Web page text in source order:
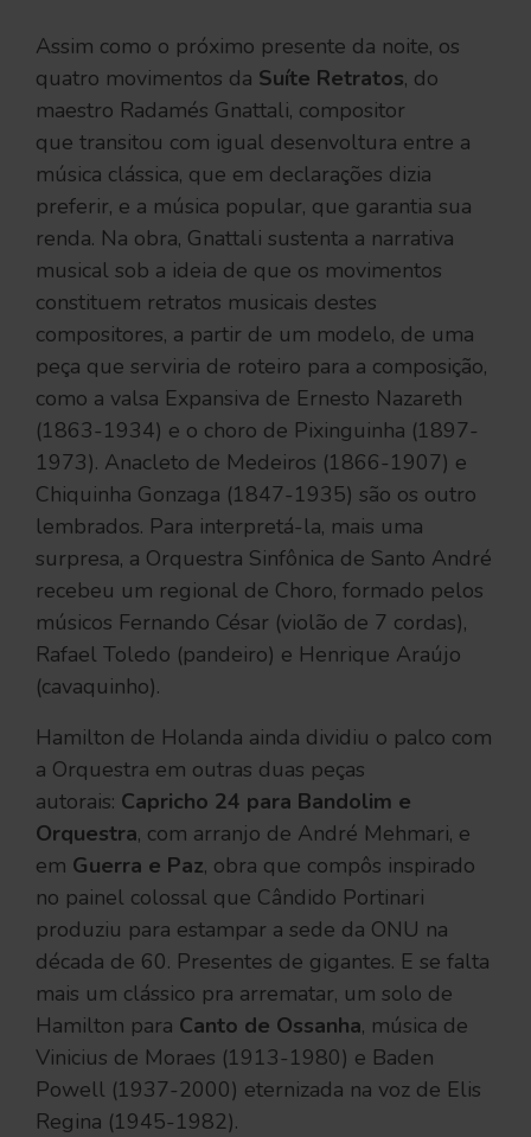
Assim como o próximo presente da noite, os
quatro movimentos da Suíte Retratos, do
maestro Radamés Gnattali, compositor
que transitou com igual desenvoltura entre a
música clássica, que em declarações dizia
preferir, e a música popular, que garantia sua
renda. Na obra, Gnattali sustenta a narrativa
musical sob a ideia de que os movimentos
constituem retratos musicais destes
compositores, a partir de um modelo, de uma
peça que serviria de roteiro para a composição,
como a valsa Expansiva de Ernesto Nazareth
(1863-1934) e o choro de Pixinguinha (1897-
1973). Anacleto de Medeiros (1866-1907) e
Chiquinha Gonzaga (1847-1935) são os outro
lembrados. Para interpretá-la, mais uma
surpresa, a Orquestra Sinfônica de Santo André
recebeu um regional de Choro, formado pelos
músicos Fernando César (violão de 7 cordas),
Rafael Toledo (pandeiro) e Henrique Araújo
(cavaquinho).
Hamilton de Holanda ainda dividiu o palco com
a Orquestra em outras duas peças
autorais: Capricho 24 para Bandolim e
Orquestra, com arranjo de André Mehmari, e
em Guerra e Paz, obra que compôs inspirado
no painel colossal que Cândido Portinari
produziu para estampar a sede da ONU na
década de 60. Presentes de gigantes. E se falta
mais um clássico pra arrematar, um solo de
Hamilton para Canto de Ossanha, música de
Vinicius de Moraes (1913-1980) e Baden
Powell (1937-2000) eternizada na voz de Elis
Regina (1945-1982).